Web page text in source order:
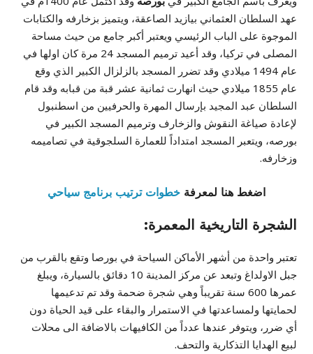
عهد السلطان العثماني بيازيد الصاعقة، ويتميز بزخارفه والكتابات
الموجوة على الباب الرئيسي ويعتبر أكبر جامع من حيث مساحة
المصلى في تركيا، وقد أعيد ترميم المسجد 24 مرة كان اولها في
عام 1494 ميلادي وقد تضرر المسجد بالزلزال الكبير الذي وقع
عام 1855 ميلادي حيث انهارت ثمانية عشر قبة من قبابه وقد قام
السلطان عبد المجيد بإرسال المهرة والحرفيين من اسطنبول
لإعادة صياغة النقوش والزخارف وترميم المسجد الكبير في
بورصه، ويتعبر المسجد امتداداً للعمارة السلجوقية في تصاميمه
وزخارفه.
اضغط هنا لمعرفة خطوات ترتيب برنامج سياحي
الشجرة التاريخية المعمرة:
تعتبر واحدة من أشهر الأماكن السياحة في بورصا وتقع بالقرب من
جبل الاولداغ وتبعد عن مركز المدينة 10 دقائق بالسيارة، ويبلغ
عمرها 600 سنة تقريباً وهي شجرة ضحمة وقد تم تدعيمها
لحمايتها ولمساعدتها في الاستمرار والبقاء على قيد الحياة دون
أي ضرر، ويتوفر عندها عدداً من الكافيهات بالاضافة الى محلات
لبيع الهدايا التذكارية والتحف.